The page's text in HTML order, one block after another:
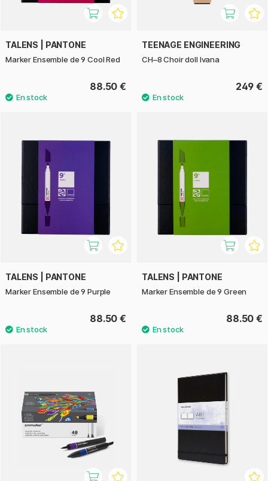
TALENS | PANTONE
Marker Ensemble de 9 Cool Red
88.50 €
TEENAGE ENGINEERING
CH–8 Choir doll Ivana
249 €
TALENS | PANTONE
Marker Ensemble de 9 Purple
88.50 €
TALENS | PANTONE
Marker Ensemble de 9 Green
88.50 €